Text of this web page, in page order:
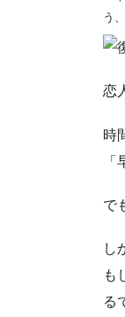
う
恋
時
で
し
も
る